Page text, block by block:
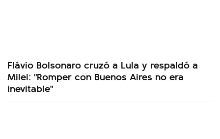
Flávio Bolsonaro cruzó a Lula y respaldó a
Milei: "Romper con Buenos Aires no era
inevitable"